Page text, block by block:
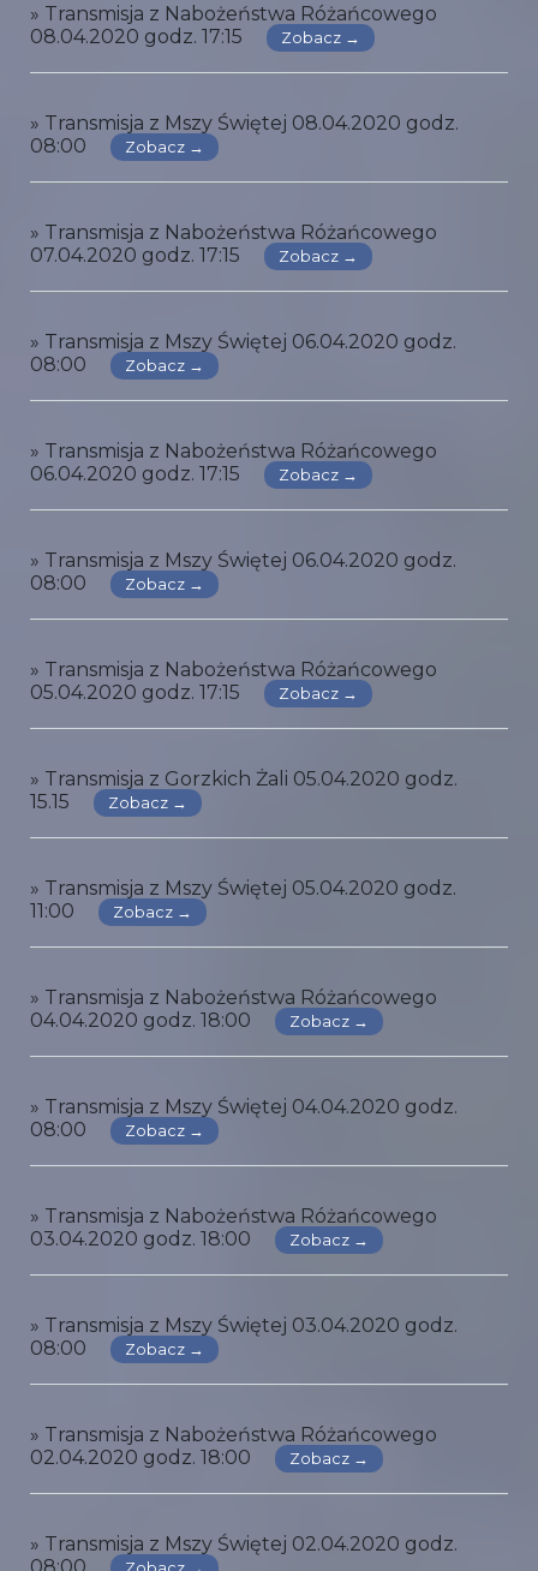
» Transmisja z Nabożeństwa Różańcowego
08.04.2020 godz. 17:15
Zobacz →
» Transmisja z Mszy Świętej 08.04.2020 godz.
08:00
Zobacz →
» Transmisja z Nabożeństwa Różańcowego
07.04.2020 godz. 17:15
Zobacz →
» Transmisja z Mszy Świętej 06.04.2020 godz.
08:00
Zobacz →
» Transmisja z Nabożeństwa Różańcowego
06.04.2020 godz. 17:15
Zobacz →
» Transmisja z Mszy Świętej 06.04.2020 godz.
08:00
Zobacz →
» Transmisja z Nabożeństwa Różańcowego
05.04.2020 godz. 17:15
Zobacz →
» Transmisja z Gorzkich Żali 05.04.2020 godz.
15.15
Zobacz →
» Transmisja z Mszy Świętej 05.04.2020 godz.
11:00
Zobacz →
» Transmisja z Nabożeństwa Różańcowego
04.04.2020 godz. 18:00
Zobacz →
» Transmisja z Mszy Świętej 04.04.2020 godz.
08:00
Zobacz →
» Transmisja z Nabożeństwa Różańcowego
03.04.2020 godz. 18:00
Zobacz →
» Transmisja z Mszy Świętej 03.04.2020 godz.
08:00
Zobacz →
» Transmisja z Nabożeństwa Różańcowego
02.04.2020 godz. 18:00
Zobacz →
» Transmisja z Mszy Świętej 02.04.2020 godz.